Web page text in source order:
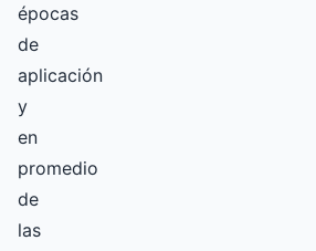
épocas
de
aplicación
y
en
promedio
de
las